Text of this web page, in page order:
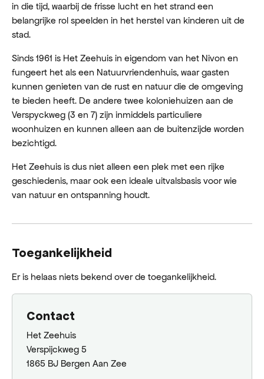
in die tijd, waarbij de frisse lucht en het strand een
belangrijke rol speelden in het herstel van kinderen uit de
stad.
Sinds 1961 is Het Zeehuis in eigendom van het Nivon en
fungeert het als een Natuurvriendenhuis, waar gasten
kunnen genieten van de rust en natuur die de omgeving
te bieden heeft. De andere twee koloniehuizen aan de
Verspyckweg (3 en 7) zijn inmiddels particuliere
woonhuizen en kunnen alleen aan de buitenzijde worden
bezichtigd.
Het Zeehuis is dus niet alleen een plek met een rijke
geschiedenis, maar ook een ideale uitvalsbasis voor wie
van natuur en ontspanning houdt.
Toegankelijkheid
Er is helaas niets bekend over de toegankelijkheid.
Contact
Het Zeehuis
Verspijckweg 5
1865 BJ Bergen Aan Zee